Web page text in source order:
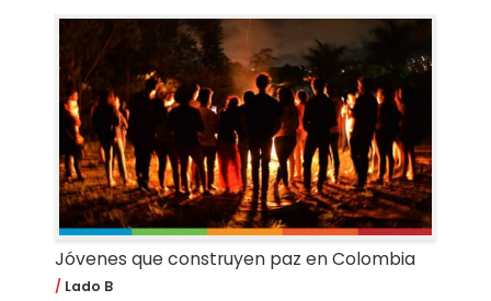
Jóvenes que construyen paz en Colombia
Lado B